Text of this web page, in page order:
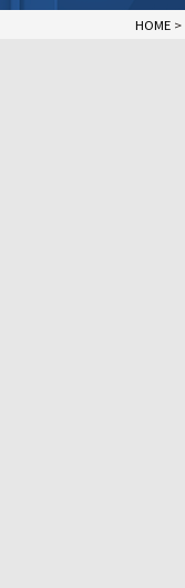
HOME >